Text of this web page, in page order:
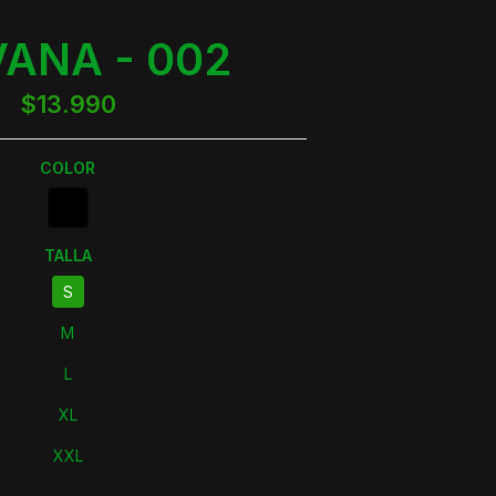
- 002
$13.990
COLOR
TALLA
S
M
L
XL
XXL